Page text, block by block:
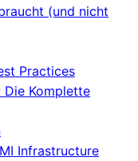
(und nicht
Practices
Die Komplette
Infrastructure